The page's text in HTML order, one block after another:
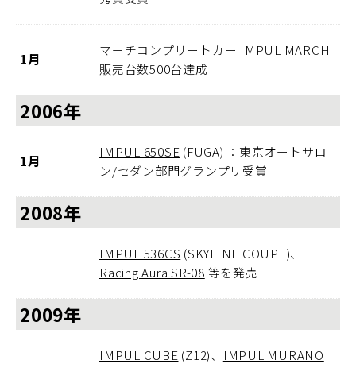
1月 マーチコンプリートカー IMPUL MARCH
販売台数500台達成
2006年
1月 IMPUL 650SE (FUGA) ：東京オートサロ
ン/セダン部門グランプリ受賞
2008年
IMPUL 536CS (SKYLINE COUPE)、
Racing Aura SR-08 等を発売
2009年
IMPUL CUBE (Z12)、
IMPUL MURANO